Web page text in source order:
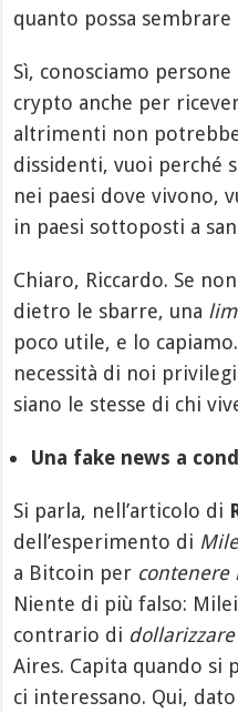
quanto possa
Sì, conosciamo
crypto anche per
altrimenti non
dissidenti, vuoi perché
nei paesi dove vivono,
in paesi sottoposti a
Chiaro, Riccardo. Se
dietro le sbarre, una
poco utile, e lo
necessità di noi
siano le stesse di chi
Una fake news a
Si parla, nell’articolo di
dell’esperimento di
a Bitcoin per contenere
Niente di più falso:
contrario di dollarizzare
Aires. Capita quando si
ci interessano. Qui,